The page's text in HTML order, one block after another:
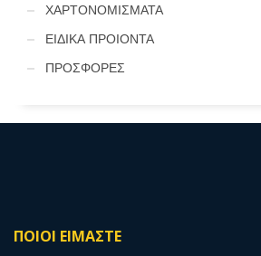
ΧΑΡΤΟΝΟΜΙΣΜΑΤΑ
ΕΙΔΙΚΑ ΠΡΟΙΟΝΤΑ
ΠΡΟΣΦΟΡΕΣ
ΠΟΙΟΙ ΕΙΜΑΣΤΕ